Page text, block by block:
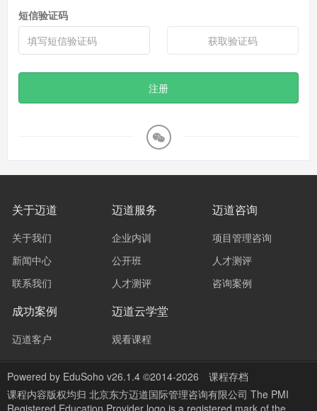
短信验证码
获取验证码
注册
关于迈道
关于我们
新闻中心
联系我们
迈道服务
企业内训
公开班
人才测评
迈道咨询
项目管理咨询
人才测评
咨询案例
成功案例
迈道客户
迈道云学堂
观看课程
Powered by EduSoho v26.1.4 ©2014-2026
课程存档
课程内容版权均归 北京东方迈道国际管理咨询有限公司 The PMI
Registered Education Provider logo is a registered mark of the